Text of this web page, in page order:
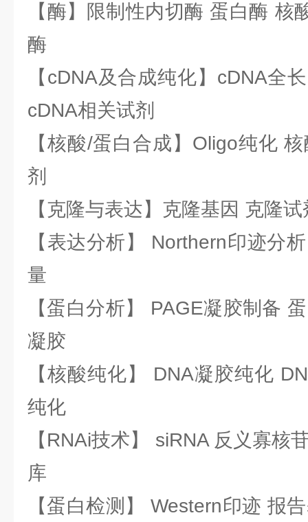
【酶】限制性内切酶 蛋白酶 核
酶
【cDNA及合成纯化】cDNA全
cDNA相关试剂
【核酸/蛋白合成】Oligo纯化
剂
【克隆与表达】克隆基因 克隆
【表达分析】 Northern印迹分
量
【蛋白分析】 PAGE凝胶制备
凝胶
【核酸纯化】 DNA凝胶纯化
纯化
【RNAi技术】 siRNA 反义寡核
库
【蛋白检测】 Western印迹 报